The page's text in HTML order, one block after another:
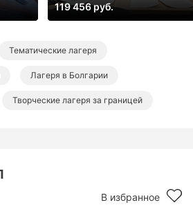
В избранное
119 456 руб.
Тематические лагеря
Лагеря в Болгарии
Творческие лагеря за границей